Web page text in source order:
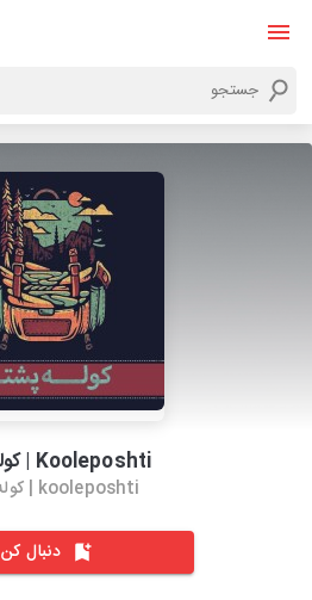
Kooleposhti | کوله پشتی
kooleposhti | کوله پشتی
دنبال کن